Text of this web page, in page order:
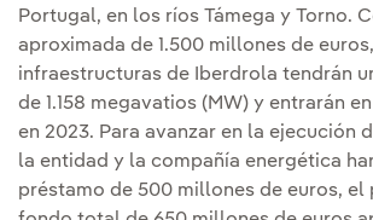
Portugal, en los ríos Támega y Torno.
aproximada de 1.500 millones de
infraestructuras de Iberdrola tendrán
de 1.158 megavatios (MW) y entrarán
en 2023. Para avanzar en la ejecución
la entidad y la compañía energética
préstamo de 500 millones de euros,